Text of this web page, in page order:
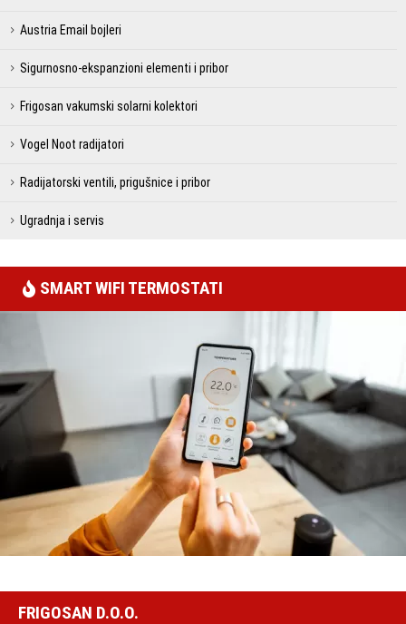
Austria Email bojleri
Sigurnosno-ekspanzioni elementi i pribor
Frigosan vakumski solarni kolektori
Vogel Noot radijatori
Radijatorski ventili, prigušnice i pribor
Ugradnja i servis
SMART WIFI TERMOSTATI
FRIGOSAN D.O.O.